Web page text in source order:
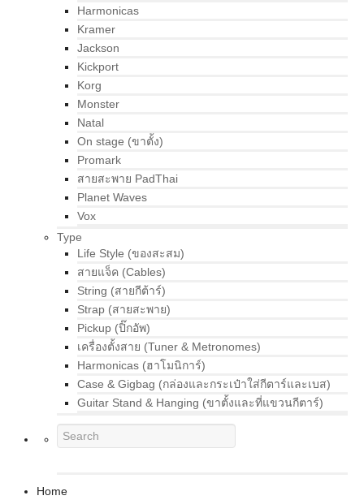
Harmonicas
Kramer
Jackson
Kickport
Korg
Monster
Natal
On stage (ขาตั้ง)
Promark
สายสะพาย PadThai
Planet Waves
Vox
Type
Life Style (ของสะสม)
สายแจ็ค (Cables)
String (สายกีต้าร์)
Strap (สายสะพาย)
Pickup (ปิ๊กอัพ)
เครื่องตั้งสาย (Tuner & Metronomes)
Harmonicas (ฮาโมนิการ์)
Case & Gigbag (กล่องและกระเป๋าใส่กีตาร์และเบส)
Guitar Stand & Hanging (ขาตั้งและที่แขวนกีตาร์)
Home